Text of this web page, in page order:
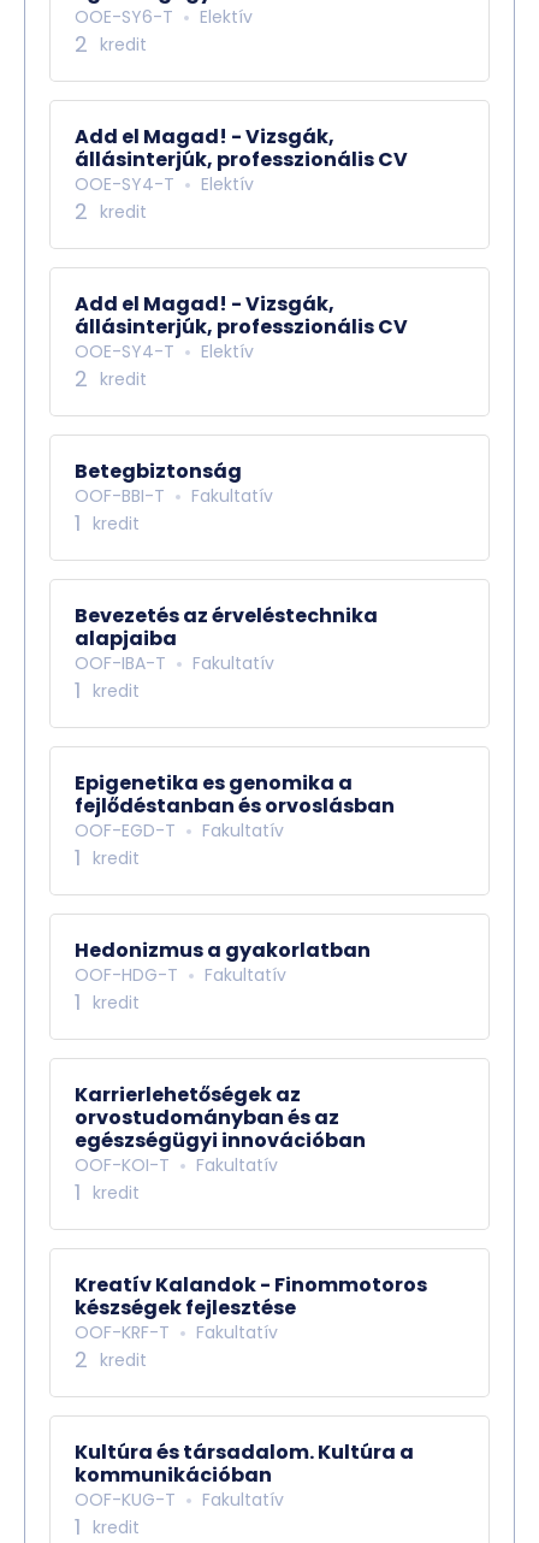
OOE-SY6-T Elektív
2 kredit
Add el Magad! - Vizsgák,
állásinterjúk, professzionális CV
OOE-SY4-T Elektív
2 kredit
Add el Magad! - Vizsgák,
állásinterjúk, professzionális CV
OOE-SY4-T Elektív
2 kredit
Betegbiztonság
OOF-BBI-T Fakultatív
1 kredit
Bevezetés az érveléstechnika
alapjaiba
OOF-IBA-T Fakultatív
1 kredit
Epigenetika es genomika a
fejlődéstanban és orvoslásban
OOF-EGD-T Fakultatív
1 kredit
Hedonizmus a gyakorlatban
OOF-HDG-T Fakultatív
1 kredit
Karrierlehetőségek az
orvostudományban és az
egészségügyi innovációban
OOF-KOI-T Fakultatív
1 kredit
Kreatív Kalandok - Finommotoros
készségek fejlesztése
OOF-KRF-T Fakultatív
2 kredit
Kultúra és társadalom. Kultúra a
kommunikációban
OOF-KUG-T Fakultatív
1 kredit